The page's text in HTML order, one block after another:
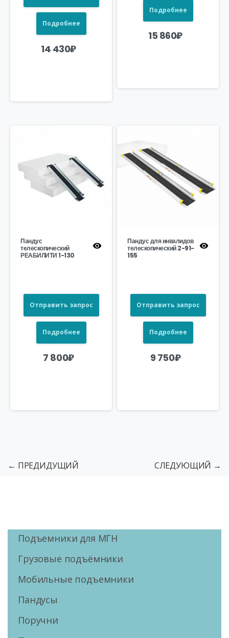
Подробнее
14 430₽
Подробнее
15 860₽
Пандус
телескопический
РЕАБИЛИТИ 1-130
Отправить запрос
Подробнее
7 800₽
Пандус для инвалидов
телескопический 2-91-
155
Отправить запрос
Подробнее
9 750₽
← ПРЕДИДУЩИЙ СЛЕДУЮЩИЙ →
Подъемники для МГН
Грузовые подъёмники
Мобильные подъемники
Пандусы
Поручни